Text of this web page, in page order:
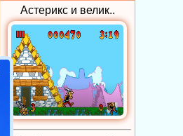
Астерикс и велик..